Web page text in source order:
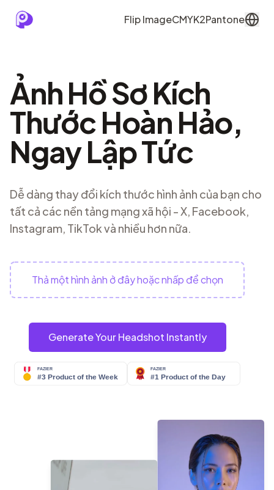
Flip ImageCMYK2Pantone
Ảnh Hồ Sơ Kích
Thước Hoàn Hảo,
Ngay Lập Tức
Dễ dàng thay đổi kích thước hình ảnh của bạn cho
tất cả các nền tảng mạng xã hội - X, Facebook,
Instagram, TikTok và nhiều hơn nữa.
Thả một hình ảnh ở đây hoặc nhấp để chọn
Generate Your Headshot Instantly